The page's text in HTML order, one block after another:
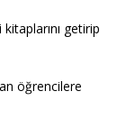
getirip
öğrencilere